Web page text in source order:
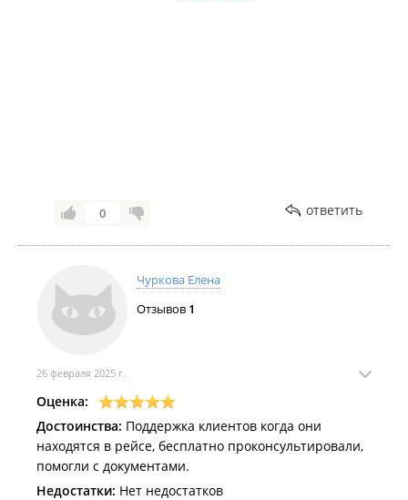
Спасибо за обращение, сотрудничество и
Всегда с Вами, с уважением "SEA WAVE CREWING"
/ "МОРСКАЯ ВОЛНА".
0 ответить
Чуркова Елена
Отзывов 1
26 февраля 2025 г.
Оценка:
Достоинства: Поддержка клиентов когда они
находятся в рейсе, бесплатно проконсультировали,
помогли с документами.
Недостатки: Нет недостатков